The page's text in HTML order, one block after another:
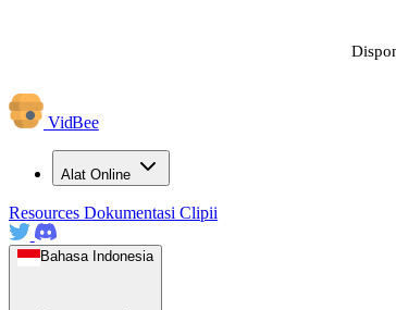
VidBee
Alat Online
Resources Dokumentasi Clipii
Bahasa Indonesia